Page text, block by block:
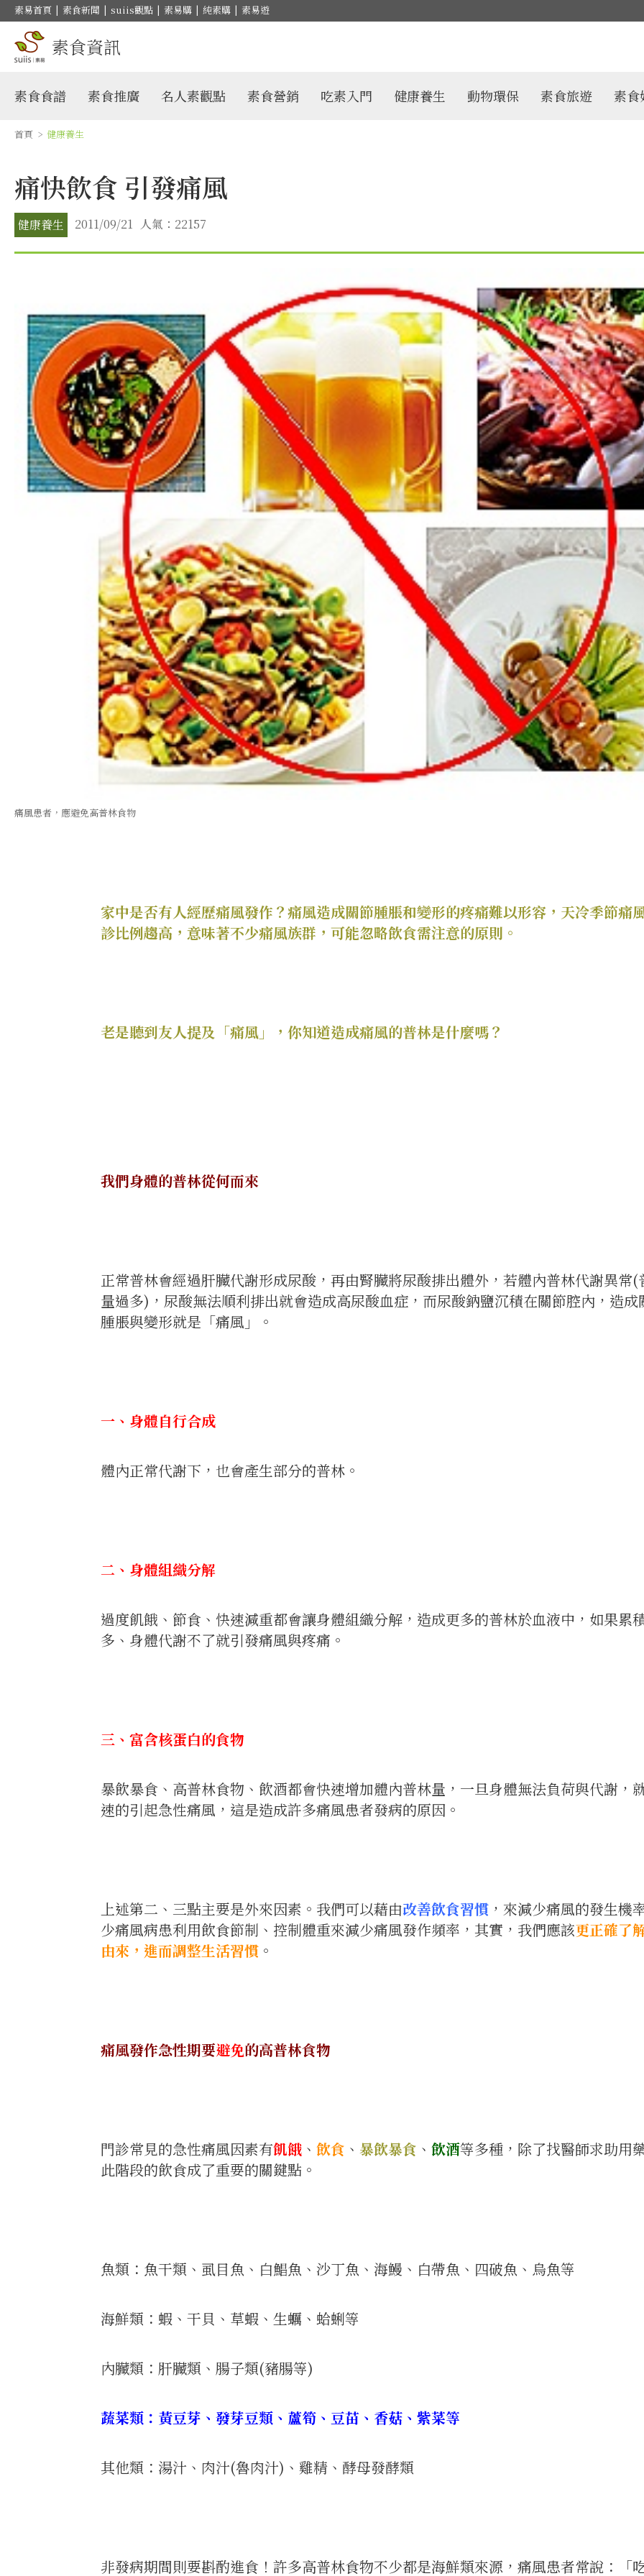
素易首頁 | 素食新聞 | suiis觀點 | 素易購 | 純素購 | 素易遊
素食資訊
素食食譜 素食推廣 名人素觀點 素食營銷 吃素入門 健康養生 動物環保 素食旅遊 素食
首頁 > 健康養生
痛快飲食 引發痛風
健康養生 2011/09/21 人氣：22157
痛風患者，應避免高普林食物
家中是否有人經歷痛風發作？痛風造成關節腫脹和變形的疼痛難以形容，天冷季節痛
診比例趨高，意味著不少痛風族群，可能忽略飲食需注意的原則。
老是聽到友人提及「痛風」，你知道造成痛風的普林是什麼嗎？
我們身體的普林從何而來
正常普林會經過肝臟代謝形成尿酸，再由腎臟將尿酸排出體外，若體內普林代謝異常(
量過多)，尿酸無法順利排出就會造成高尿酸血症，而尿酸鈉鹽沉積在關節腔內，造成
腫脹與變形就是「痛風」。
一、身體自行合成
體內正常代謝下，也會產生部分的普林。
二、身體組織分解
過度飢餓、節食、快速減重都會讓身體組織分解，造成更多的普林於血液中，如果累
多、身體代謝不了就引發痛風與疼痛。
三、富含核蛋白的食物
暴飲暴食、高普林食物、飲酒都會快速增加體內普林量，一旦身體無法負荷與代謝，
速的引起急性痛風，這是造成許多痛風患者發病的原因。
上述第二、三點主要是外來因素。我們可以藉由改善飲食習慣 ，來減少痛風的發生機
少痛風病患利用飲食節制、控制體重來減少痛風發作頻率，其實，我們應該更正確了
由來，進而調整生活習慣 。
痛風發作急性期要避免的高普林食物
門診常見的急性痛風因素有飢餓 、 飲食 、 暴飲暴食 、 飲酒等多種，除了找醫師求助用
此階段的飲食成了重要的關鍵點。
魚類：魚干類、虱目魚、白鯧魚、沙丁魚、海鰻、白帶魚、四破魚、烏魚等
海鮮類：蝦、干貝、草蝦、生蠣、蛤蜊等
內臟類：肝臟類、腸子類(豬腸等)
蔬菜類：黃豆芽、發芽豆類、蘆筍、豆苗、香菇、紫菜等
其他類：湯汁、肉汁(魯肉汁)、雞精、酵母發酵類
非發病期間則要斟酌進食！許多高普林食物不少都是海鮮類來源，痛風患者常說：「